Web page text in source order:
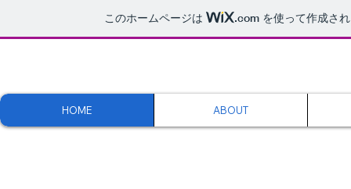
このホームページは .com を使って作成さ
HOME ABOUT